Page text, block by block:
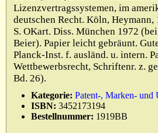
Gesamtbestand
Warenkorb
AGB
Widerruf
Datenschutz
Impressum
Lizenzvertragssystemen, im
deutschen Recht. Köln,
S. OKart. Diss. München 1972
Beier). Papier leicht gebräunt.
Planck-Inst. f. ausländ. u. intern.
Wettbewerbsrecht, Schriftenr. z.
Bd. 26).
Kategorie: Patent-, Marken- und
ISBN: 3452173194
Bestellnummer: 1919BB